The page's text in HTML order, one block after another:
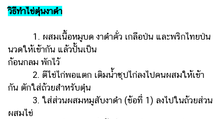
วิธีทำไข่ตุ๋นงาดำ
1. ผสมเนื้อหมูบด งาดำคั่ว เกลือป่น และพริกไทยป่น
นวดให้เข้ากัน แล้วปั้นเป็น
ก้อนกลม พักไว้
2. ตีไข่ไก่พอแตก เติมน้ำซุปไก่ลงไปคนผสมให้เข้า
กัน ตักใส่ถ้วยสำหรับตุ๋น
3. ใส่ส่วนผสมหมูสับงาดำ (ข้อที่ 1) ลงไปในถ้วยส่วน
ผสมไข่